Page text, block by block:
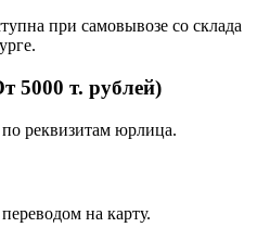
при самовывозе со склада
5000 т. рублей)
реквизитам юрлица.
на карту.